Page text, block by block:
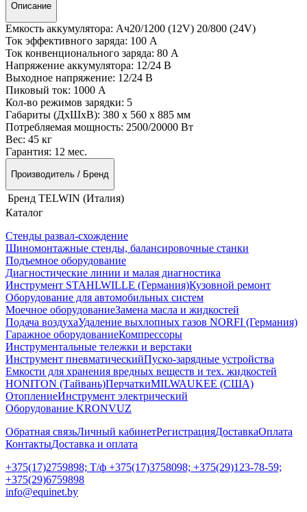
Описание
Емкость аккумулятора: Ач20/1200 (12V) 20/800 (24V)
Ток эффективного заряда: 100 А
Ток конвенционального заряда: 80 А
Напряжение аккумулятора: 12/24 В
Выходное напряжение: 12/24 В
Пиковый ток: 1000 А
Кол-во режимов зарядки: 5
Габариты (ДхШхВ): 380 х 560 х 885 мм
Потребляемая мощность: 2500/20000 Вт
Вес: 45 кг
Гарантия: 12 мес.
Производитель / Бренд
Бренд TELWIN (Италия)
Каталог
Стенды развал-схождение
Шиномонтажные стенды, балансировочные станки
Подъемное оборудование
Диагностические линии и малая диагностика
Инструмент STAHLWILLE (Германия)Кузовной ремонт
Оборудование для автомобильных систем
Моечное оборудованиеЗамена масла и жидкостей
Подача воздухаУдаление выхлопных газов NORFI (Германия)
Гаражное оборудованиеКомпрессоры
Инструментальные тележки и верстаки
Инструмент пневматическийПуско-зарядные устройства
Емкости для хранения вредных веществ и тех. жидкостей
HONITON (Тайвань)ПерчаткиMILWAUKEE (США)
ОтоплениеИнструмент электрический
Оборудование KRONVUZ
Обратная связьЛичный кабинетРегистрацияДоставкаОплата
КонтактыДоставка и оплата
+375(17)2759898; Т/ф +375(17)3758098; +375(29)123-78-59;
+375(29)6759898
info@equinet.by